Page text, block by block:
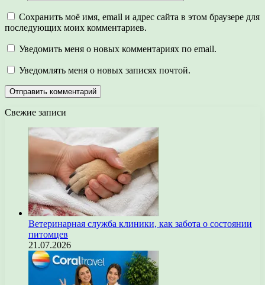
Сохранить моё имя, email и адрес сайта в этом браузере для
последующих моих комментариев.
Уведомить меня о новых комментариях по email.
Уведомлять меня о новых записях почтой.
Свежие записи
Ветеринарная служба клиники, как забота о состоянии
питомцев
21.07.2026